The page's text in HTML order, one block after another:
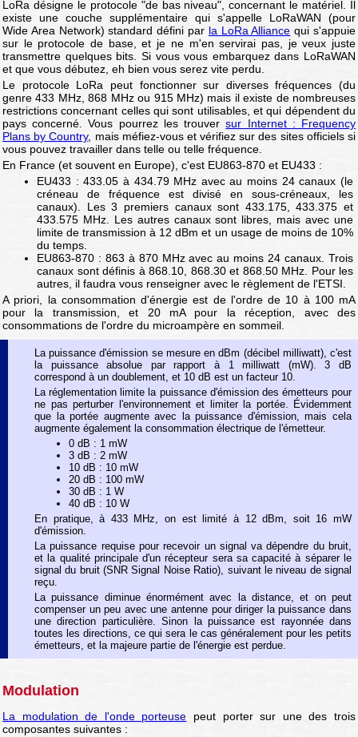
LoRa désigne le protocole "de bas niveau", concernant le matériel. Il
existe une couche supplémentaire qui s'appelle LoRaWAN (pour
Wide Area Network) standard défini par la LoRa Alliance qui s'appuie
sur le protocole de base, et je ne m'en servirai pas, je veux juste
transmettre quelques bits. Si vous vous embarquez dans LoRaWAN
et que vous débutez, eh bien vous serez vite perdu.
Le protocole LoRa peut fonctionner sur diverses fréquences (du
genre 433 MHz, 868 MHz ou 915 MHz) mais il existe de nombreuses
restrictions concernant celles qui sont utilisables, et qui dépendent du
pays concerné. Vous pourrez les trouversur Internet : Frequency
Plans by Country, mais méfiez-vous et vérifiez sur des sites officiels si
vous pouvez travailler dans telle ou telle fréquence.
En France (et souvent en Europe), c'est EU863-870 et EU433 :
EU433 : 433.05 à 434.79 MHz avec au moins 24 canaux (le
créneau de fréquence est divisé en sous-créneaux, les
canaux). Les 3 premiers canaux sont 433.175, 433.375 et
433.575 MHz. Les autres canaux sont libres, mais avec une
limite de transmission à 12 dBm et un usage de moins de 10%
du temps.
EU863-870 : 863 à 870 MHz avec au moins 24 canaux. Trois
canaux sont définis à 868.10, 868.30 et 868.50 MHz. Pour les
autres, il faudra vous renseigner avec le règlement de l'ETSI.
A priori, la consommation d'énergie est de l'ordre de 10 à 100 mA
pour la transmission, et 20 mA pour la réception, avec des
consommations de l'ordre du microampère en sommeil.
La puissance d'émission se mesure en dBm (décibel milliwatt), c'est
la puissance absolue par rapport à 1 milliwatt (mW). 3 dB
correspond à un doublement, et 10 dB est un facteur 10.
La réglementation limite la puissance d'émission des émetteurs pour
ne pas perturber l'environnement et limiter la portée. Évidemment
que la portée augmente avec la puissance d'émission, mais cela
augmente également la consommation électrique de l'émetteur.
0 dB : 1 mW
3 dB : 2 mW
10 dB : 10 mW
20 dB : 100 mW
30 dB : 1 W
40 dB : 10 W
En pratique, à 433 MHz, on est limité à 12 dBm, soit 16 mW
d'émission.
La puissance requise pour recevoir un signal va dépendre du bruit,
et la qualité principale d'un récepteur sera sa capacité à séparer le
signal du bruit (SNR Signal Noise Ratio), suivant le niveau de signal
reçu.
La puissance diminue énormément avec la distance, et on peut
compenser un peu avec une antenne pour diriger la puissance dans
une direction particulière. Sinon la puissance est rayonnée dans
toutes les directions, ce qui sera le cas généralement pour les petits
émetteurs, et la majeure partie de l'énergie est perdue.
Modulation
La modulation de l'onde porteuse peut porter sur une des trois
composantes suivantes :